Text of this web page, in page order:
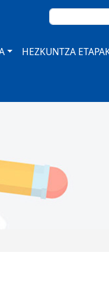
BILATU
HEZKUNTZA